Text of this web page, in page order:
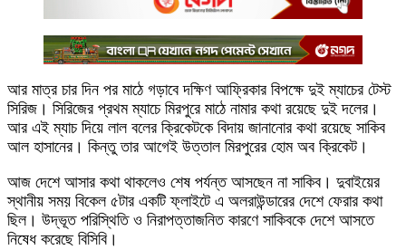
আর মাত্র চার দিন পর মাঠে গড়াবে দক্ষিণ আফ্রিকার বিপক্ষে দুই ম্যাচের টেস্ট
সিরিজ। সিরিজের প্রথম ম্যাচে মিরপুরে মাঠে নামার কথা রয়েছে দুই দলের।
আর এই ম্যাচ দিয়ে লাল বলের ক্রিকেটকে বিদায় জানানোর কথা রয়েছে সাকিব
আল হাসানের। কিন্তু তার আগেই উত্তাল মিরপুরের হোম অব ক্রিকেট।
আজ দেশে আসার কথা থাকলেও শেষ পর্যন্ত আসছেন না সাকিব। দুবাইয়ের
স্থানীয় সময় বিকেল ৫টার একটি ফ্লাইটে এ অলরাউন্ডারের দেশে ফেরার কথা
ছিল। উদ্ভূত পরিস্থিতি ও নিরাপত্তাজনিত কারণে সাকিবকে দেশে আসতে
নিষেধ করেছে বিসিবি।